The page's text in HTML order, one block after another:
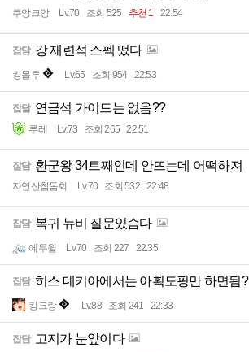
쿠앙크앙 Lv.70 조회 525 추천 1 22:54
잡담 강 재련석 스펙 떴다
킹몰루 Lv.65 조회 954 22:53
잡담 연금석 가이드는 없음??
루레 Lv.73 조회 265 22:51
잡담 환군왕 34트째인데 안뜨는데 어떡하져
자연산참돔회 Lv.70 조회 532 22:48
잡담 복귀 뉴비 질문있슴다
에두윌 Lv.70 조회 227 22:35
잡담 히스 데키아에서는 아획도핑만 하면됨?
킹크랑 Lv.88 조회 241 22:33
잡담 고지가 눈앞이다